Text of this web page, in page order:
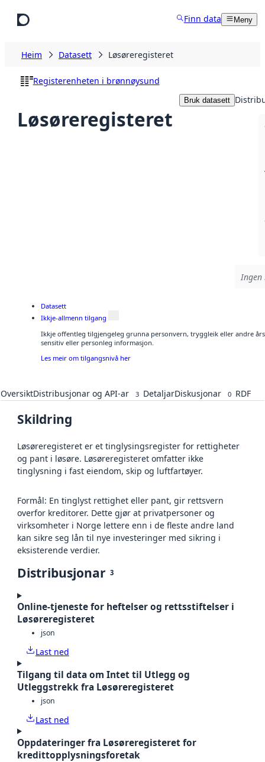
Finn data Meny
Heim Datasett Løsøreregisteret
Registerenheten i brønnøysund
Løsøreregisteret
Bruk datasett
Datasett
Ikkje-allmenn tilgang
Ikkje offentleg tilgjengeleg grunna personvern, tryggleik eller andre
sensitiv eller personleg informasjon.
Les meir om tilgangsnivå her
OversiktDistribusjonar og API-ar 3 DetaljarDiskusjonar 0 RDF
Skildring
Løsøreregisteret er et tinglysingsregister for rettigheter
og pant i løsøre. Løsøreregisteret omfatter ikke
tinglysning i fast eiendom, skip og luftfartøyer.
Formål: En tinglyst rettighet eller pant, gir rettsvern
overfor kreditorer. Dette gjør at privatpersoner og
virksomheter i Norge lettere enn i de fleste andre land
kan sikre seg lån til nye investeringer med sikring i
eksisterende verdier.
Distribusjonar 3
Online-tjeneste for heftelser og rettsstiftelser i
Løsøreregisteret
json
Last ned
Tilgang til data om Intet til Utlegg og
Utleggstrekk fra Løsøreregisteret
json
Last ned
Oppdateringer fra Løsøreregisteret for
kredittopplysningsforetak